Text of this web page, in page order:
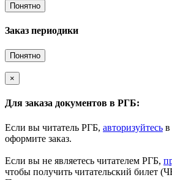
Понятно
Заказ периодики
Понятно
×
Для заказа документов в РГБ:
Если вы читатель РГБ, авторизуйтесь в
оформите заказ.
Если вы не являетесь читателем РГБ,
чтобы получить читательский билет